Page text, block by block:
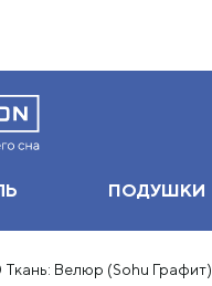
ПОДУШКИ
Ткань: Велюр (Sohu Графит)